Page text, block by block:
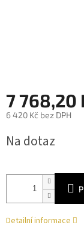
7 768,20
6 420 Kč bez DPH
cena:
Na dotaz
Detailní informace